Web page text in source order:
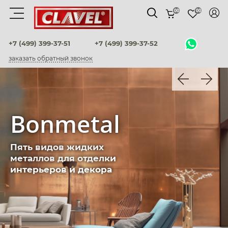
+7 (499) 399-37-51 +7 (499) 399-37-52
заказать обратный звонок
00 00
Материалы
штукатурки венецианские
декоративные краски
фактурные штукатурки
флоки
мультиколорные краски
краски
воски и лаки
штукатурки для фасадов
Bonmetal
Пять видов жидких
металлов для отделки
интерьеров и декора